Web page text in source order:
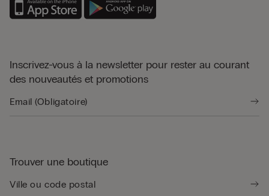
Inscrivez-vous à la newsletter pour rester au courant
des nouveautés et promotions
Trouver une boutique